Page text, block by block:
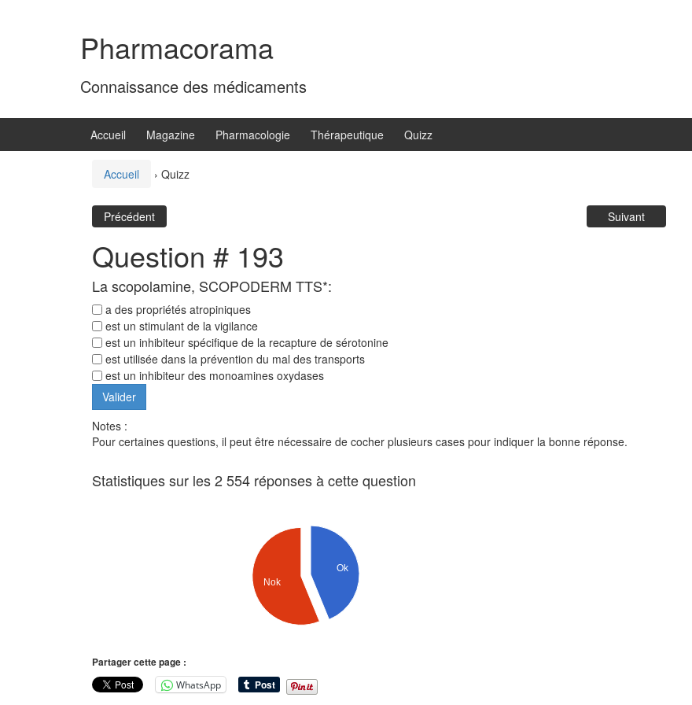
Pharmacorama
Connaissance des médicaments
Accueil Magazine Pharmacologie Thérapeutique Quizz
Accueil › Quizz
Précédent Suivant
Question # 193
La scopolamine, SCOPODERM TTS*:
a des propriétés atropiniques
est un stimulant de la vigilance
est un inhibiteur spécifique de la recapture de sérotonine
est utilisée dans la prévention du mal des transports
est un inhibiteur des monoamines oxydases
Notes :
Pour certaines questions, il peut être nécessaire de cocher plusieurs cases pour indiquer la bonne réponse.
Statistiques sur les 2 554 réponses à cette question
Ok
Nok
Partager cette page :
WhatsApp